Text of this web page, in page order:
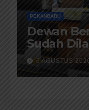
PEKANBARU
Dewan
Sudah
Terbaik
6 AGUSTUS